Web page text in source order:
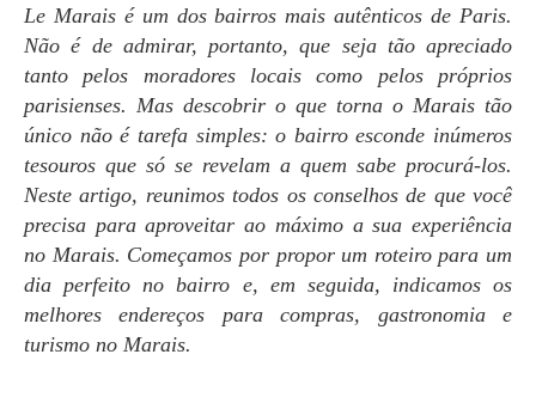
Le Marais é um dos bairros mais autênticos de Paris.
Não é de admirar, portanto, que seja tão apreciado
tanto pelos moradores locais como pelos próprios
parisienses. Mas descobrir o que torna o Marais tão
único não é tarefa simples: o bairro esconde inúmeros
tesouros que só se revelam a quem sabe procurá-los.
Neste artigo, reunimos todos os conselhos de que você
precisa para aproveitar ao máximo a sua experiência
no Marais. Começamos por propor um roteiro para um
dia perfeito no bairro e, em seguida, indicamos os
melhores endereços para compras, gastronomia e
turismo no Marais.